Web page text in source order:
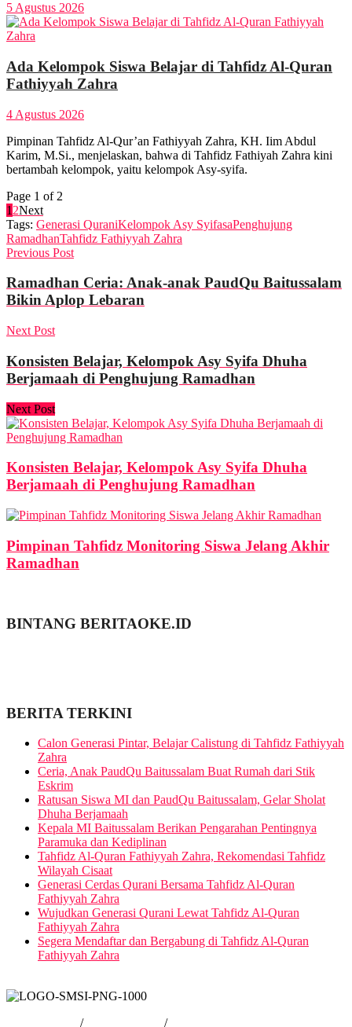
5 Agustus 2026
Ada Kelompok Siswa Belajar di Tahfidz Al-Quran
Fathiyyah Zahra
4 Agustus 2026
Pimpinan Tahfidz Al-Qur’an Fathiyyah Zahra, KH. Iim Abdul
Karim, M.Si., menjelaskan, bahwa di Tahfidz Fathiyah Zahra kini
bertambah kelompok, yaitu kelompok Asy-syifa.
Page 1 of 2
1 2Next
Tags: Generasi QuraniKelompok Asy SyifasaPenghujung
RamadhanTahfidz Fathiyyah Zahra
Previous Post
Ramadhan Ceria: Anak-anak PaudQu Baitussalam
Bikin Aplop Lebaran
Next Post
Konsisten Belajar, Kelompok Asy Syifa Dhuha
Berjamaah di Penghujung Ramadhan
Next Post
Konsisten Belajar, Kelompok Asy Syifa Dhuha
Berjamaah di Penghujung Ramadhan
Pimpinan Tahfidz Monitoring Siswa Jelang Akhir
Ramadhan
BINTANG BERITAOKE.ID
BERITA TERKINI
Calon Generasi Pintar, Belajar Calistung di Tahfidz Fathiyyah
Zahra
Ceria, Anak PaudQu Baitussalam Buat Rumah dari Stik
Eskrim
Ratusan Siswa MI dan PaudQu Baitussalam, Gelar Sholat
Dhuha Berjamaah
Kepala MI Baitussalam Berikan Pengarahan Pentingnya
Paramuka dan Kediplinan
Tahfidz Al-Quran Fathiyyah Zahra, Rekomendasi Tahfidz
Wilayah Cisaat
Generasi Cerdas Qurani Bersama Tahfidz Al-Quran
Fathiyyah Zahra
Wujudkan Generasi Qurani Lewat Tahfidz Al-Quran
Fathiyyah Zahra
Segera Mendaftar dan Bergabung di Tahfidz Al-Quran
Fathiyyah Zahra
/
/